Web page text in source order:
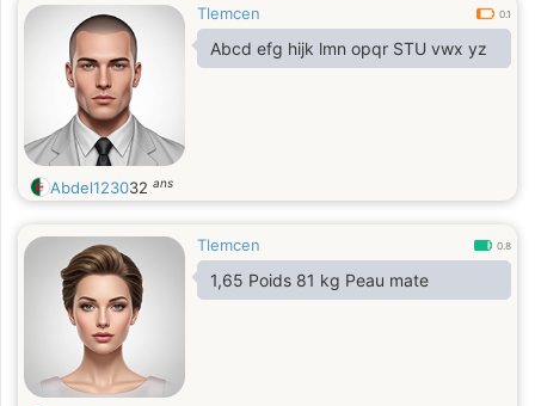
Tlemcen 0.1
Abcd efg hijk lmn opqr STU vwx yz
Abdel123032 ans
Tlemcen 0.8
1,65 Poids 81 kg Peau mate